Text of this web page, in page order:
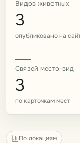
Видов животных
3
опубликовано на
Связей место-вид
3
по карточкам мест
По локациям